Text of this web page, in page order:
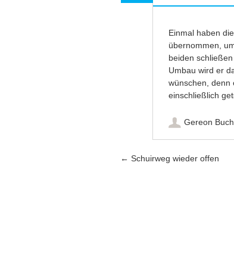
Einmal haben
übernommen,
beiden
Umbau wird er
wünschen, denn
einschließlich
Gereon
Artikel-
← Schuirweg wieder offen